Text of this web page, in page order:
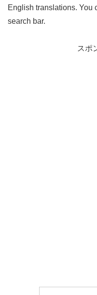
English translations. You
search bar.
スポ